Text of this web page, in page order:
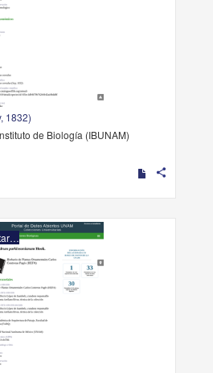
1832)
de Biología (IBUNAM)
share
Registro de colección universitaria